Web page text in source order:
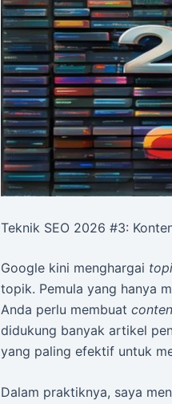
Teknik SEO 2026 #3:
Google kini menghargai
topik. Pemula yang hanya
Anda perlu membuat
didukung banyak artikel
yang paling efektif untuk
Dalam praktiknya, saya